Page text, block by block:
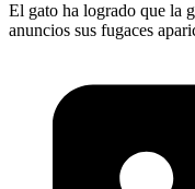
El gato ha logrado que la
anuncios sus fugaces